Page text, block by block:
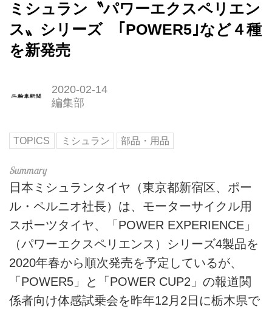
ミシュラン〝パワーエクスペリエン
ス〟シリーズ ｢POWER5｣など４種
を新発売
2020-02-14
編集部
TOPICS ミシュラン 部品・用品
日本ミシュランタイヤ（東京都新宿区、ポー
ル・ペルニオ社長）は、モーターサイクル用
スポーツタイヤ、「POWER EXPERIENCE」
（パワーエクスペリエンス）シリーズ4製品を
2020年春から順次発売を予定しているが、
「POWER5」と「POWER CUP2」の報道関
係者向け体感試乗会を昨年12月2日に栃木県で